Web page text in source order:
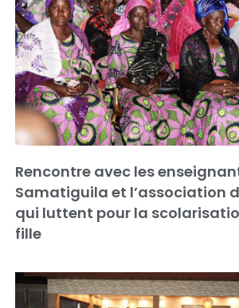
Rencontre avec les
Samatiguila et l’association
qui luttent pour la
fille